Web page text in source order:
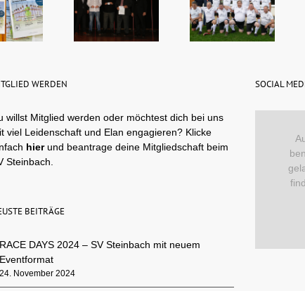
WERDEN
willst Mitglied werden oder möchtest dich bei uns
viel Leidenschaft und Elan engagieren? Klicke
hierund beantrage deine Mitgliedschaft beim
Steinbach.
BEITRÄGE
RACE DAYS 2024 – SV Steinbach mit neuem
Eventformat
24. November 2024
SOCIAL